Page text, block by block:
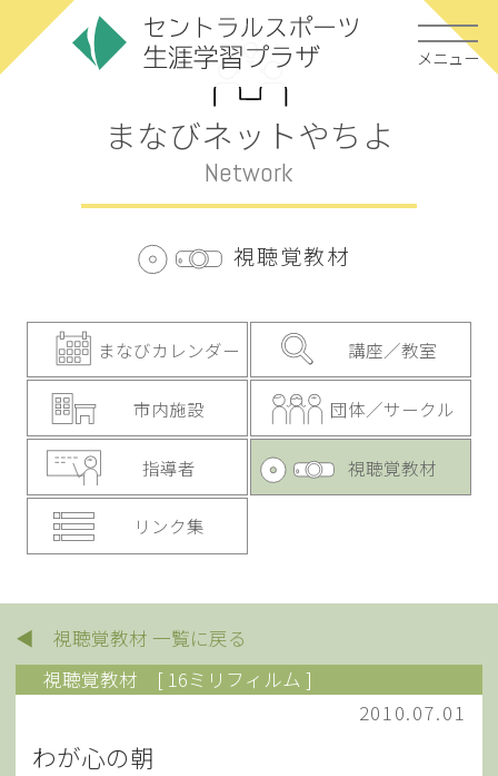
メニュー
まなびネットやちよ
Network
視聴覚教材
まなびカレンダー 講座／教室
市内施設 団体／サークル
指導者 視聴覚教材
リンク集
◀ 視聴覚教材 一覧に戻る
視聴覚教材
[ 16ミリフィルム ]
2010.07.01
わが心の朝